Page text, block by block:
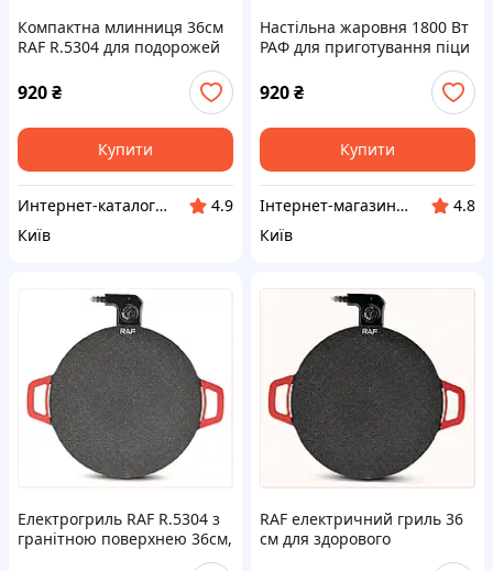
Компактна млинниця 36см
RAF R.5304 для подорожей
920₴
Купити
Интер​нет-ка​т​ал​​ог ски​​д​ок "МОДНИК"
4.9
Київ
Настільна жаровня 1800 Вт
РАФ для приготування піци
920₴
Купити
Інтернет-магазин RedShift.com.ua
4.8
Київ
Електрогриль RAF R.5304 з
гранітною поверхнею 36см,
RAF електричний гриль 36
см для здорового